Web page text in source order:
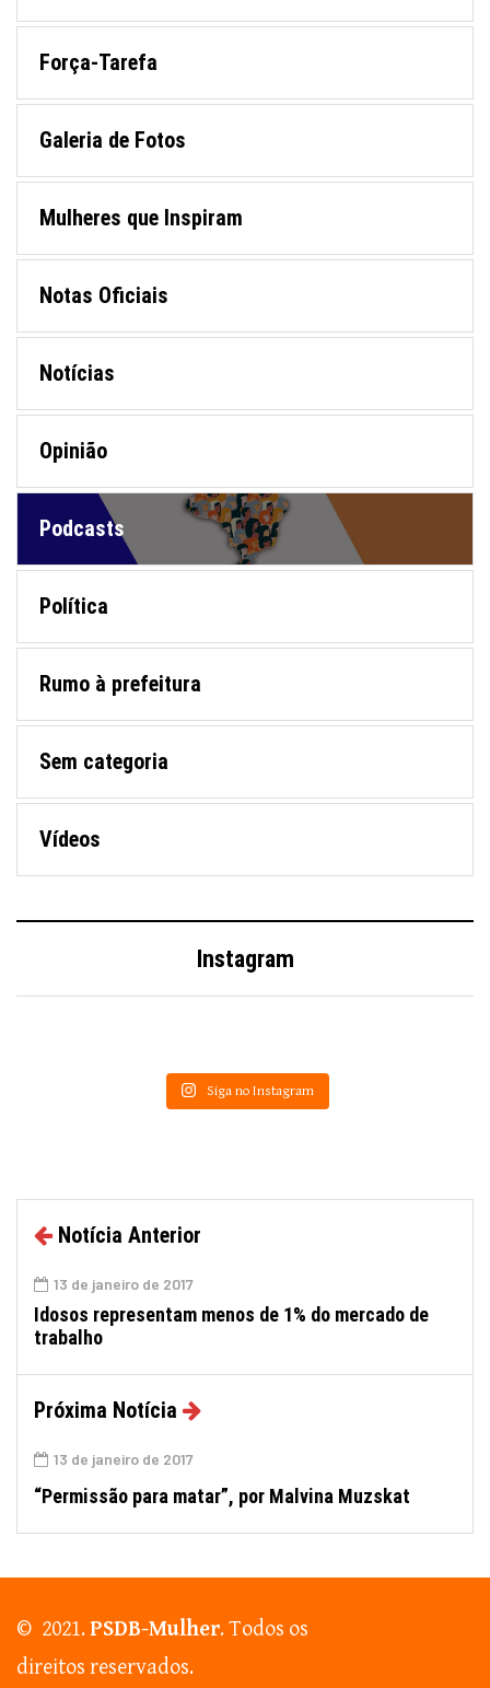
Força-Tarefa
Galeria de Fotos
Mulheres que Inspiram
Notas Oficiais
Notícias
Opinião
Podcasts
Política
Rumo à prefeitura
Sem categoria
Vídeos
Instagram
Siga no Instagram
Notícia Anterior
13 de janeiro de 2017
Idosos representam menos de 1% do mercado de
trabalho
Próxima Notícia
13 de janeiro de 2017
“Permissão para matar”, por Malvina Muzskat
© 2021.PSDB-Mulher. Todos os
direitos reservados.